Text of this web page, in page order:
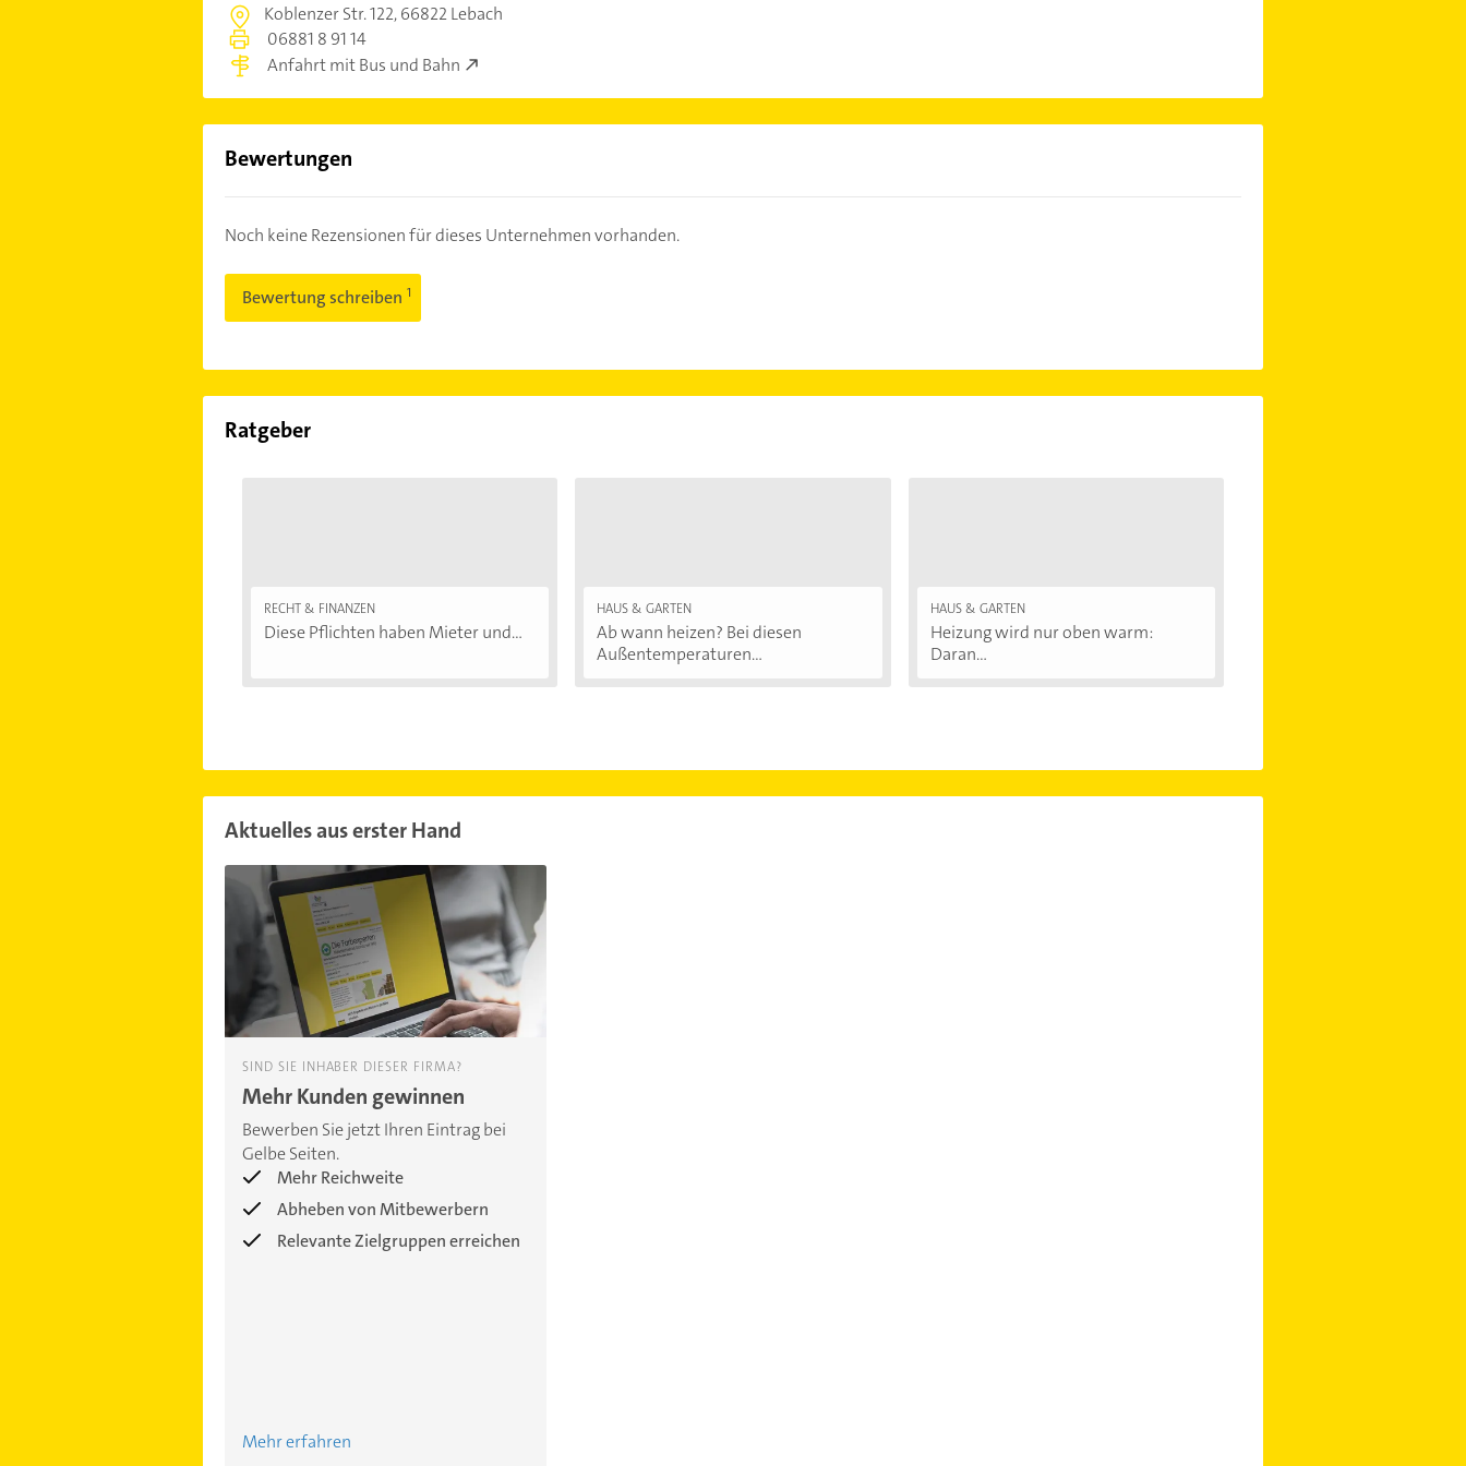
Koblenzer Str. 122,66822 Lebach
06881 8 91 14
Anfahrt mit Bus und Bahn
Bewertungen
Noch keine Rezensionen für dieses Unternehmen vorhanden.
Bewertung schreiben
Ratgeber
RECHT & FINANZEN
Diese Pflichten haben Mieter und...
HAUS & GARTEN
Ab wann heizen? Bei diesen
Außentemperaturen...
HAUS & GARTEN
Heizung wird nur oben warm:
Daran...
Aktuelles aus erster Hand
SIND SIE INHABER DIESER FIRMA?
Mehr Kunden gewinnen
Bewerben Sie jetzt Ihren Eintrag bei
Gelbe Seiten.
Mehr Reichweite
Abheben von Mitbewerbern
Relevante Zielgruppen erreichen
Mehr erfahren